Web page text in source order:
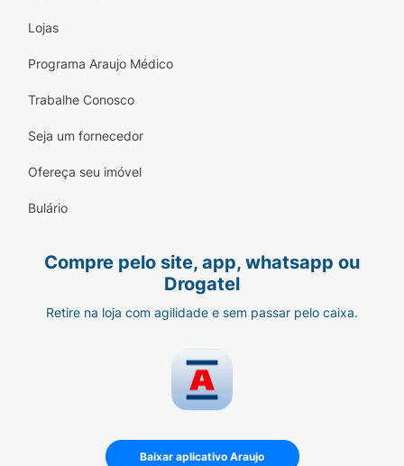
Lojas
Programa Araujo Médico
Trabalhe Conosco
Seja um fornecedor
Ofereça seu imóvel
Bulário
Compre pelo site, app, whatsapp ou
Drogatel
Retire na loja com agilidade e sem passar pelo caixa.
Baixar aplicativo Araujo